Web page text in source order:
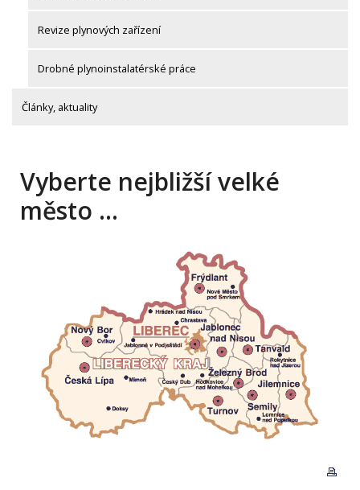
Revize plynových zařízení
Drobné plynoinstalatérské práce
Články, aktuality
Vyberte nejbližší velké
město …